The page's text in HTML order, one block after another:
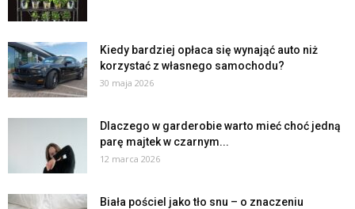
Kiedy bardziej opłaca się wynająć auto niż
korzystać z własnego samochodu?
30 maja 2026
Dlaczego w garderobie warto mieć choć jedną
parę majtek w czarnym...
12 marca 2026
Biała pościel jako tło snu – o znaczeniu